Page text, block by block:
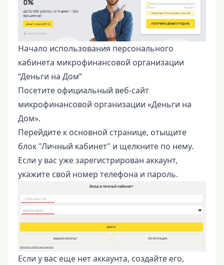
Начало использования персонального
кабинета микрофинансовой организации
“Деньги на Дом”
Посетите официальный веб-сайт
микрофинансовой организации «Деньги на
Дом».
Перейдите к основной странице, отыщите
блок "Личный кабинет" и щелкните по нему.
Если у вас уже зарегистрирован аккаунт,
укажите свой номер телефона и пароль.
Если у вас еще нет аккаунта, создайте его,